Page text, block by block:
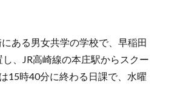
ある男女共学の学校で、早稲田
、JR高崎線の本庄駅からスクー
15時40分に終わる日課で、水曜